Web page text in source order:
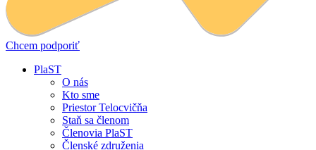
Chcem podporiť
PlaST
O nás
Kto sme
Priestor Telocvičňa
Staň sa členom
Členovia PlaST
Členské združenia